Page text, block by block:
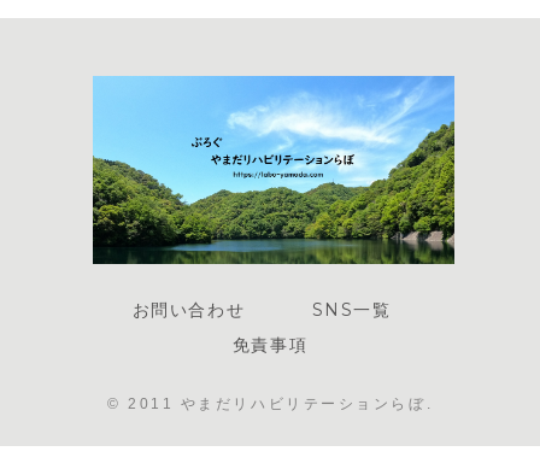
お問い合わせ
SNS一覧
免責事項
© 2011 やまだリハビリテーションらぼ.